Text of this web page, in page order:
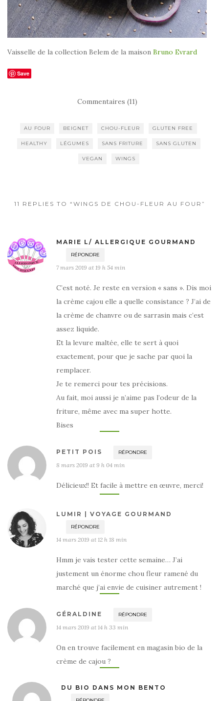
Vaisselle de la collection Belem de la maison Bruno Evrard
Save
Commentaires (11)
AU FOUR BEIGNET CHOU-FLEUR GLUTEN FREE
HEALTHY LÉGUMES SANS FRITURE SANS GLUTEN
VEGAN WINGS
11 REPLIES TO “WINGS DE CHOU-FLEUR AU FOUR”
MARIE L/ ALLERGIQUE GOURMAND
RÉPONDRE
7 mars 2019 at 19 h 54 min
C’est noté. Je reste en version « sans ». Dis moi
la crème cajou elle a quelle consistance ? J’ai de
la crème de chanvre ou de sarrasin mais c’est
assez liquide.
Et la levure maltée, elle te sert à quoi
exactement, pour que je sache par quoi la
remplacer.
Je te remerci pour tes précisions.
Au fait, moi aussi je n’aime pas l’odeur de la
friture, même avec ma super hotte.
Bises
PETIT POIS RÉPONDRE
8 mars 2019 at 9 h 04 min
Délicieux!! Et facile à mettre en œuvre, merci!
LUMIR | VOYAGE GOURMAND
RÉPONDRE
14 mars 2019 at 12 h 18 min
Hmm je vais tester cette semaine… J’ai
justement un énorme chou fleur ramené du
marché que j’ai envie de cuisiner autrement !
GÉRALDINE RÉPONDRE
14 mars 2019 at 14 h 33 min
On en trouve facilement en magasin bio de la
crème de cajou ?
DU BIO DANS MON BENTO